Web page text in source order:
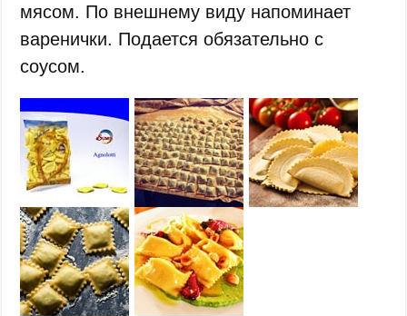
мясом. По внешнему виду напоминает
варенички. Подается обязательно с
соусом.